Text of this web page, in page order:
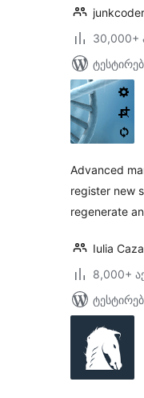
junkcoder
30,000+
Advanced
register new
regenerate
Iulia
8,000+